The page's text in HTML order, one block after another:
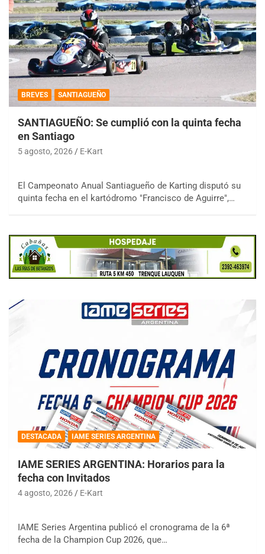
BREVES SANTIAGUEÑO
SANTIAGUEÑO: Se cumplió con la quinta fecha
en Santiago
5 agosto, 2026 E-Kart
El Campeonato Anual Santiagueño de Karting disputó su
quinta fecha en el kartódromo "Francisco de Aguirre",…
DESTACADA IAME SERIES ARGENTINA
IAME SERIES ARGENTINA: Horarios para la
fecha con Invitados
4 agosto, 2026 E-Kart
IAME Series Argentina publicó el cronograma de la 6ª
fecha de la Champion Cup 2026, que…